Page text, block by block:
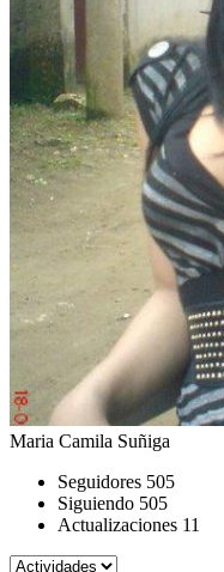
Maria Camila Suñiga
Seguidores 505
Siguiendo 505
Actualizaciones 11